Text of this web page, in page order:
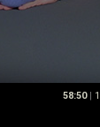
58:50 |